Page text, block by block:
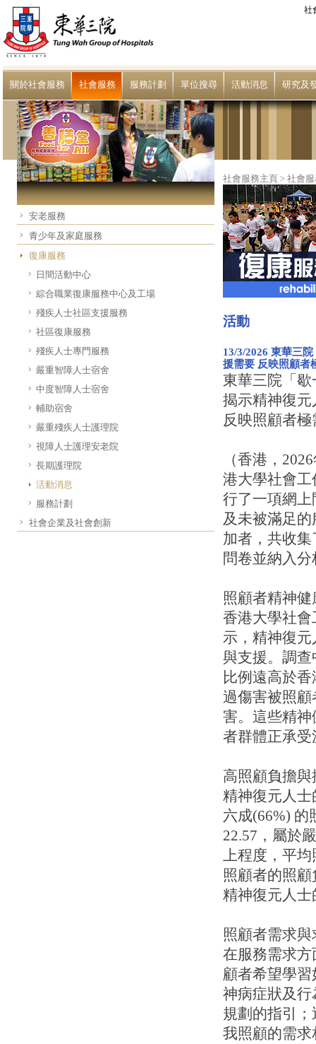
社
關於社會服務 社會服務 服務計劃 單位搜尋 活動消息 研究及
安老服務
青少年及家庭服務
復康服務
日間活動中心
綜合職業復康服務中心及工場
殘疾人士社區支援服務
社區復康服務
殘疾人士專門服務
嚴重智障人士宿舍
中度智障人士宿舍
輔助宿舍
嚴重殘疾人士護理院
視障人士護理安老院
長期護理院
活動消息
服務計劃
社會企業及社會創新
社會服務主頁 > 社會
活動
13/3/2026 東華三
援需要 反映照顧者
東華三院「
揭示精神復
反映照顧者
（香港，
港大學社會
行了一項網
及未被滿足
加者，共收
問卷並納入分
照顧者精神
香港大學社
示，精神復
與支援。調
比例遠高於
過傷害被照
害。這些精
者群體正承
高照顧負擔
精神復元人
六成(66%) 的
22.57，屬於
上程度，平均
照顧者的照
精神復元人
照顧者需求
在服務需求
顧者希望學
神病症狀及
規劃的指引
我照顧的需